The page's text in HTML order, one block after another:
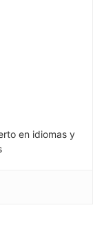
en idiomas y